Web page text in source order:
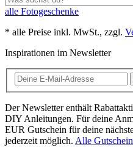
alle Fotogeschenke
* alle Preise inkl. MwSt., zzgl.
Inspirationen im Newsletter
Der Newsletter enthält
DIY Anleitungen. Für deine
EUR Gutschein für deine
jederzeit möglich. Alle